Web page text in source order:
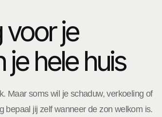
je
je hele huis
Maar soms wil je schaduw, verkoeling of
bepaal jij zelf wanneer de zon welkom is.